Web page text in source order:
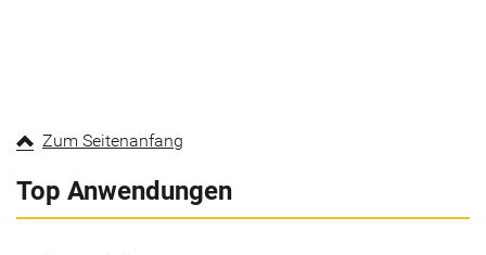
Zum Seitenanfang
Top Anwendungen